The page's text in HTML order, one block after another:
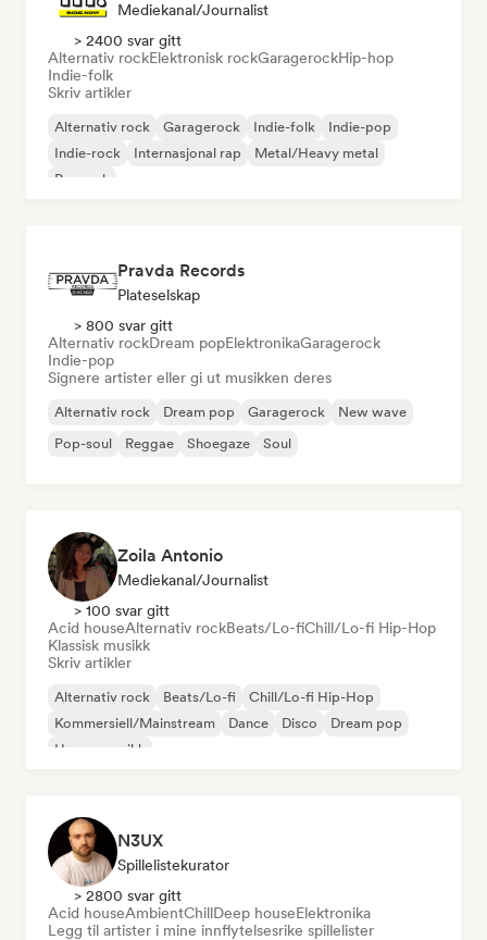
Mediekanal/journalist
> 2400 svar gitt
Alternativ rockElektronisk rockGaragerockHip-hop
Indie-folk
Skriv artikler
Alternativ rock Garagerock Indie-folk
Indie-pop
Indie-rock
Internasjonal rap
Metal/Heavy metal
Poprock
Pravda Records
Plateselskap
> 800 svar gitt
Alternativ rockDream popElektronikaGaragerock
Indie-pop
Signere artister eller gi ut musikken deres
Alternativ rock Dream pop Garagerock
New wave
Pop-soul
Reggae Shoegaze Soul
Zoila Antonio
Mediekanal/journalist
> 100 svar gitt
Acid houseAlternativ rockBeats/Lo-fiChill/Lo-fi Hip-Hop
Klassisk musikk
Skriv artikler
Alternativ rock Beats/Lo-fi
Chill/Lo-fi Hip-Hop
Kommersiell/Mainstream
Dance Disco
Dream pop
House-musikk
N3UX
Spillelistekurator
> 2800 svar gitt
Acid houseAmbientChillDeep houseElektronika
Legg til artister i mine innflytelsesrike spillelister